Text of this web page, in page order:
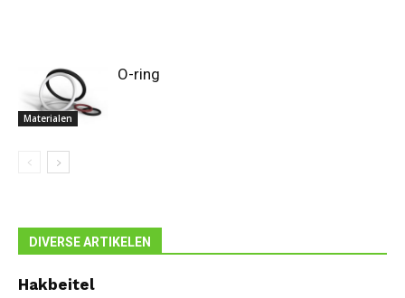
Materialen
O-ring
DIVERSE ARTIKELEN
Hakbeitel